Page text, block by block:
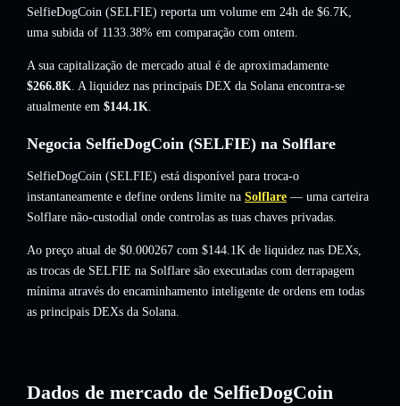
SelfieDogCoin (SELFIE) reporta um volume em 24h de $6.7K,
uma subida of 1133.38% em comparação com ontem.
A sua capitalização de mercado atual é de aproximadamente
$266.8K. A liquidez nas principais DEX da Solana encontra-se
atualmente em $144.1K.
Negocia SelfieDogCoin (SELFIE) na Solflare
SelfieDogCoin (SELFIE) está disponível para troca-o
instantaneamente e define ordens limite na Solflare — uma carteira
Solflare não-custodial onde controlas as tuas chaves privadas.
Ao preço atual de $0.000267 com $144.1K de liquidez nas DEXs,
as trocas de SELFIE na Solflare são executadas com derrapagem
mínima através do encaminhamento inteligente de ordens em todas
as principais DEXs da Solana.
Dados de mercado de SelfieDogCoin